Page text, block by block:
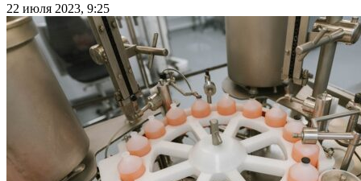
22 июля 2023, 9:25